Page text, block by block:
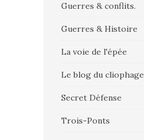
Guerres & conflits.
Guerres & Histoire
La voie de l'épée
Le blog du cliophage
Secret Défense
Trois-Ponts